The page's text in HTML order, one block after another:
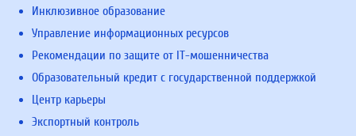
Инклюзивное образование
Управление информационных ресурсов
Рекомендации по защите от IT-мошенничества
Образовательный кредит с государственной поддержкой
Центр карьеры
Экспортный контроль